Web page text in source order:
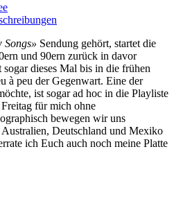
Songs» Sendung gehört, startet die
und 90ern zurück in davor
dieses Mal bis in die frühen
à peu der Gegenwart. Eine der
ist sogar ad hoc in die Playliste
Freitag für mich ohne
bewegen wir uns
Deutschland und Mexiko
ich Euch auch noch meine Platte